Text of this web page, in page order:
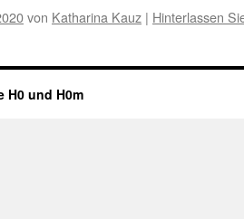
von Katharina Kauz | Hinterlassen
H0 und H0m